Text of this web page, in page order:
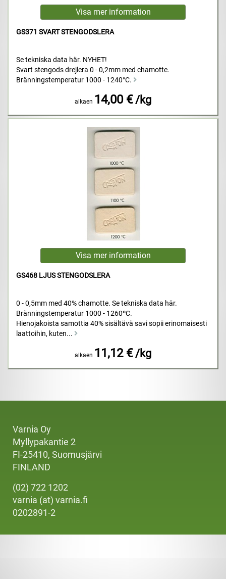
GS371 SVART STENGODSLERA
Se tekniska data här. NYHET!
Svart stengods drejlera 0 - 0,2mm med chamotte.
Bränningstemperatur 1000 - 1240°C.
alkaen 14,00 € /kg
GS468 LJUS STENGODSLERA
0 - 0,5mm med 40% chamotte. Se tekniska data här.
Bränningstemperatur 1000 - 1260ºC.
Hienojakoista samottia 40% sisältävä savi sopii erinomaisesti
laattoihin, kuten...
alkaen 11,12 € /kg
Varnia Oy
Myllypakantie 2
FI-25410, Suomusjärvi
FINLAND
(02) 722 1202
varnia (at) varnia.fi
0202891-2